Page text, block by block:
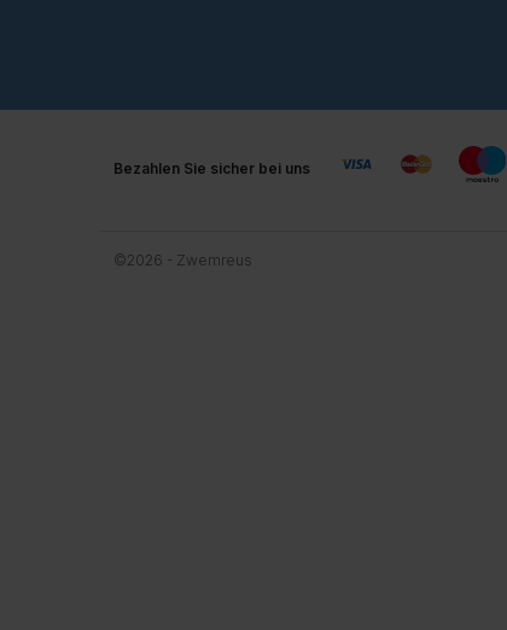
Bezahlen Sie sicher bei uns
©2026 - Zwemreus